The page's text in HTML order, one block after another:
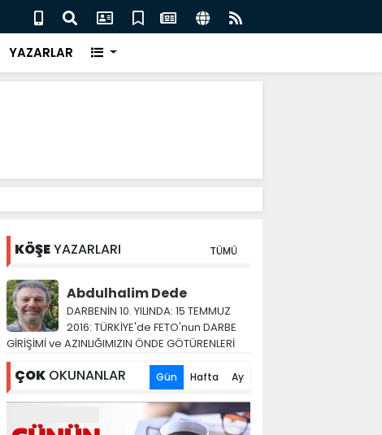
için İngiliz medyası ne diyor?
YAZARLAR
KÖŞEYAZARLARI TÜMÜ
Abdulhalim Dede
DARBENİN 10. YILINDA: 15 TEMMUZ
2016: TÜRKİYE'de FETO'nun DARBE
GİRİŞİMİ ve AZINLIĞIMIZIN ÖNDE GÖTÜRENLERİ
ÇOK OKUNANLAR Gün Hafta Ay